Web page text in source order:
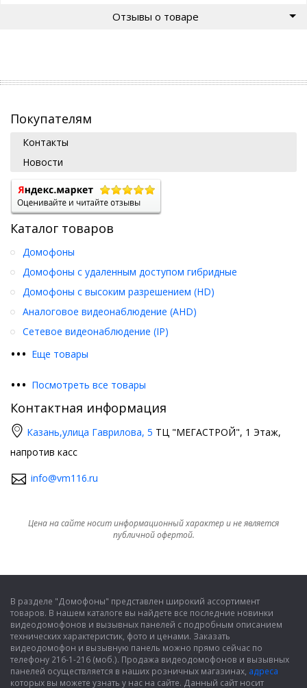
Отзывы о товаре
Покупателям
Контакты
Новости
Каталог товаров
••• Еще товары
Домофоны
Домофоны с удаленным доступом гибридные
Домофоны с высоким разрешением (HD)
Аналоговое видеонаблюдение (AHD)
Сетевое видеонаблюдение (IP)
••• Посмотреть все товары
Контактная информация
Казань,улица Гаврилова, 5 ТЦ "МЕГАСТРОЙ", 1 Этаж,
напротив касс
info@vm116.ru
Цена на сайте носит информационный характер и не является
публичной офертой.
В разделе "Домофоны" представлен широкий ассортимент
товаров. В нашем каталоге вы найдете все последние новинки
видеодомофонов и вызывных панелей с подробным описанием
технических характеристик, фото и ценами. Заказать
видеодомофон и вызывную панель можно прямо сейчас по
телефону 216-1-216 (моб.). Продажа видеодомофонов и вызывных
панелей осуществляется в наших розничных магазинах, адреса
которых вы можете узнать у нас на сайте. Данный сайт носит